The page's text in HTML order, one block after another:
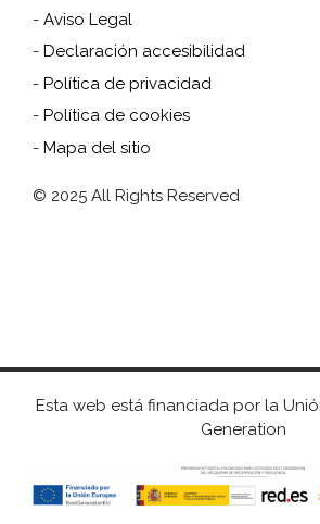
- Aviso Legal
- Declaración accesibilidad
- Política de privacidad
- Política de cookies
- Mapa del sitio
© 2025 All Rights Reserved
Esta web está financiada por la
Generation